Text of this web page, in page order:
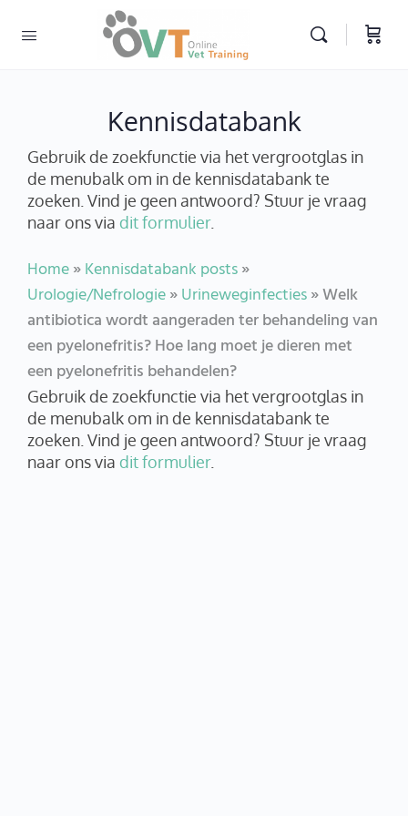
Kennisdatabank
Gebruik de zoekfunctie via het vergrootglas in
de menubalk om in de kennisdatabank te
zoeken. Vind je geen antwoord? Stuur je vraag
naar ons via dit formulier.
Home»Kennisdatabank posts»
Urologie/Nefrologie»Urineweginfecties»Welk
antibiotica wordt aangeraden ter behandeling van
een pyelonefritis? Hoe lang moet je dieren met
een pyelonefritis behandelen?
Gebruik de zoekfunctie via het vergrootglas in
de menubalk om in de kennisdatabank te
zoeken. Vind je geen antwoord? Stuur je vraag
naar ons via dit formulier.